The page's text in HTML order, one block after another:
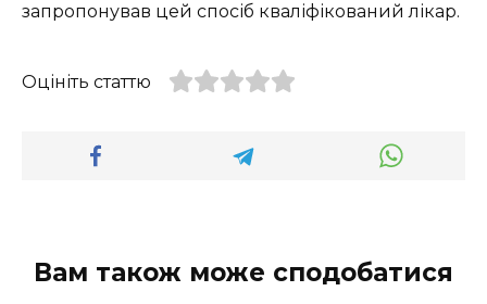
запропонував цей спосіб кваліфікований лікар.
Оцініть статтю
Вам також може сподобатися